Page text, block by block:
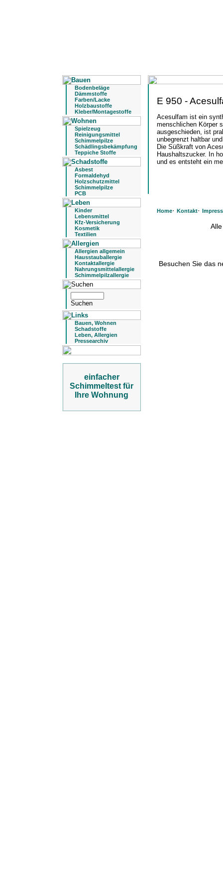
Bodenbeläge
Dämmstoffe
Farben/Lacke
Holzbaustoffe
Kleber/Montagestoffe
Spielzeug
Reinigungsmittel
Schimmelpilze
Schädlingsbekämpfung
Teppiche Stoffe
Asbest
Formaldehyd
Holzschutzmittel
Schimmelpilze
PCB
Kinder
Lebensmittel
Kfz-Versicherung
Kosmetik
Textilien
Allergien allgemein
Hausstauballergie
Kontaktallergie
Nahrungsmittelallergie
Schimmelpilzallergie
Bauen, Wohnen
Schadstoffe
Leben, Allergien
Pressearchiv
einfacher
Schimmeltest für
Ihre Wohnung
E 950 -
Acesulfam ist ein
menschlichen Körper
ausgeschieden, ist
unbegrenzt haltbar
Die Süßkraft von
Haushaltszucker. In
und es entsteht ein
Home· Kontakt·
Besuchen Sie das